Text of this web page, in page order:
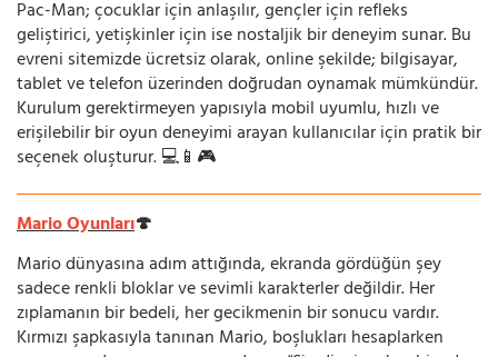
Pac-Man; çocuklar için anlaşılır, gençler için refleks
geliştirici, yetişkinler için ise nostaljik bir deneyim sunar. Bu
evreni sitemizde ücretsiz olarak, online şekilde; bilgisayar,
tablet ve telefon üzerinden doğrudan oynamak mümkündür.
Kurulum gerektirmeyen yapısıyla mobil uyumlu, hızlı ve
erişilebilir bir oyun deneyimi arayan kullanıcılar için pratik bir
seçenek oluşturur. 💻📱🎮
Mario Oyunları🍄
Mario dünyasına adım attığında, ekranda gördüğün şey
sadece renkli bloklar ve sevimli karakterler değildir. Her
zıplamanın bir bedeli, her gecikmenin bir sonucu vardır.
Kırmızı şapkasıyla tanınan Mario, boşlukları hesaplarken